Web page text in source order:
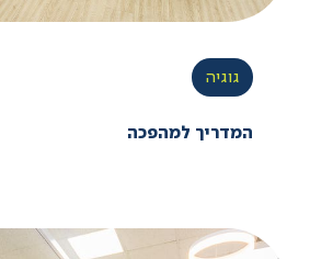
גוגיה
המדריך למהפכה